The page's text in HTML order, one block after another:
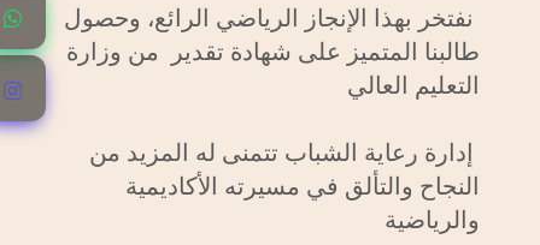
نفتخر بهذا الإنجاز الرياضي الرائع، وحصول
طالبنا المتميز على شهادة تقدير من وزارة
التعليم العالي
إدارة رعاية الشباب تتمنى له المزيد من
النجاح والتألق في مسيرته الأكاديمية
والرياضية